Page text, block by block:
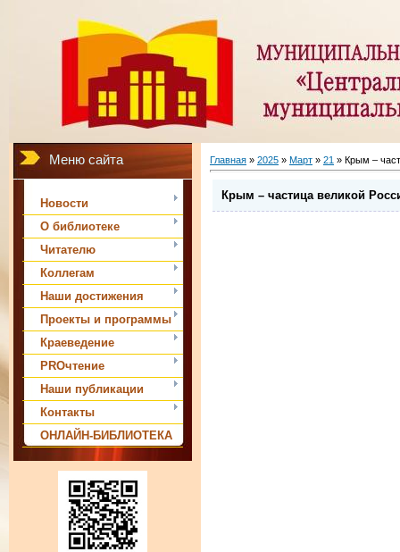
Меню сайта
Новости
О библиотеке
Читателю
Коллегам
Наши достижения
Проекты и программы
Краеведение
PROчтение
Наши публикации
Контакты
ОНЛАЙН-БИБЛИОТЕКА
Главная » 2025 » Март » 21 » Крым –
Крым – частица великой